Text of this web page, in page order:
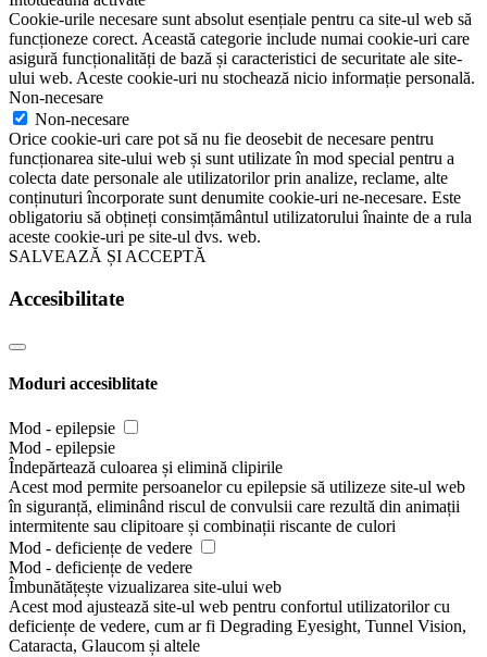
Cookie-urile necesare sunt absolut esențiale pentru ca site-ul web să
funcționeze corect. Această categorie include numai cookie-uri care
asigură funcționalități de bază și caracteristici de securitate ale site-
ului web. Aceste cookie-uri nu stochează nicio informație personală.
Non-necesare
Non-necesare
Orice cookie-uri care pot să nu fie deosebit de necesare pentru
funcționarea site-ului web și sunt utilizate în mod special pentru a
colecta date personale ale utilizatorilor prin analize, reclame, alte
conținuturi încorporate sunt denumite cookie-uri ne-necesare. Este
obligatoriu să obțineți consimțământul utilizatorului înainte de a rula
aceste cookie-uri pe site-ul dvs. web.
SALVEAZĂ ȘI ACCEPTĂ
Accesibilitate
Moduri accesiblitate
Mod - epilepsie
Mod - epilepsie
Îndepărtează culoarea și elimină clipirile
Acest mod permite persoanelor cu epilepsie să utilizeze site-ul web
în siguranță, eliminând riscul de convulsii care rezultă din animații
intermitente sau clipitoare și combinații riscante de culori
Mod - deficiențe de vedere
Mod - deficiențe de vedere
Îmbunătățește vizualizarea site-ului web
Acest mod ajustează site-ul web pentru confortul utilizatorilor cu
deficiențe de vedere, cum ar fi Degrading Eyesight, Tunnel Vision,
Cataracta, Glaucom și altele